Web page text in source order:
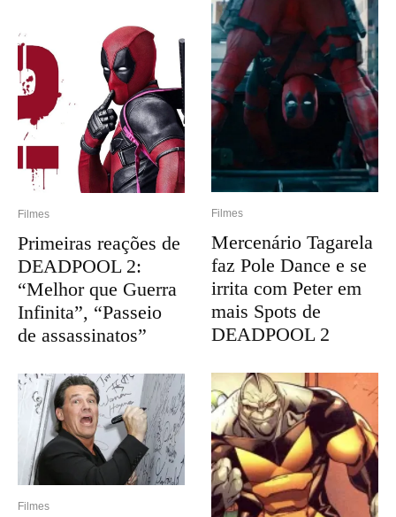
Filmes
Primeiras reações de
DEADPOOL 2:
“Melhor que Guerra
Infinita”, “Passeio
de assassinatos”
Filmes
Filmes
Mercenário Tagarela
faz Pole Dance e se
irrita com Peter em
mais Spots de
DEADPOOL 2